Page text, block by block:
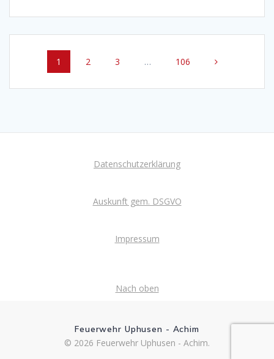
Posts
navigation
Page
1 Page
2 Page
3 … Page
106
Datenschutzerklärung
Auskunft gem. DSGVO
Impressum
Nach oben
Feuerwehr Uphusen - Achim
© 2026 Feuerwehr Uphusen - Achim.